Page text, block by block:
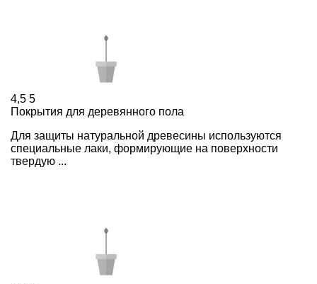
4,5 5
Покрытия для деревянного пола
Для защиты натуральной древесины используются
специальные лаки, формирующие на поверхности
твердую ...